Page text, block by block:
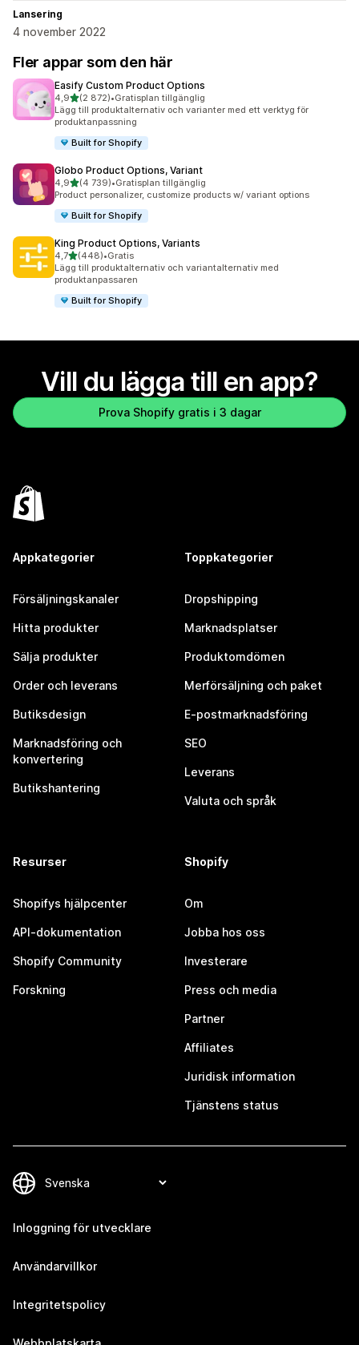
Lansering
4 november 2022
Fler appar som den här
Easify Custom Product Options
4,9av 5 stjärnor
(2 872)
2872 recensioner totalt
•Gratisplan tillgänglig
Lägg till produktalternativ och varianter med ett verktyg för
produktanpassning
Built for Shopify
Globo Product Options, Variant
4,9av 5 stjärnor
(4 739)
4739 recensioner totalt
•Gratisplan tillgänglig
Product personalizer, customize products w/ variant options
Built for Shopify
King Product Options, Variants
4,7av 5 stjärnor
(448)
448 recensioner totalt
•Gratis
Lägg till produktalternativ och variantalternativ med
produktanpassaren
Built for Shopify
Vill du lägga till en app?
Prova Shopify gratis i 3 dagar
Appkategorier
Försäljningskanaler
Hitta produkter
Sälja produkter
Order och leverans
Butiksdesign
Marknadsföring och
konvertering
Butikshantering
Toppkategorier
Dropshipping
Marknadsplatser
Produktomdömen
Merförsäljning och paket
E-postmarknadsföring
SEO
Leverans
Valuta och språk
Resurser
Shopifys hjälpcenter
API-dokumentation
Shopify Community
Forskning
Shopify
Om
Jobba hos oss
Investerare
Press och media
Partner
Affiliates
Juridisk information
Tjänstens status
Inloggning för utvecklare
Användarvillkor
Integritetspolicy